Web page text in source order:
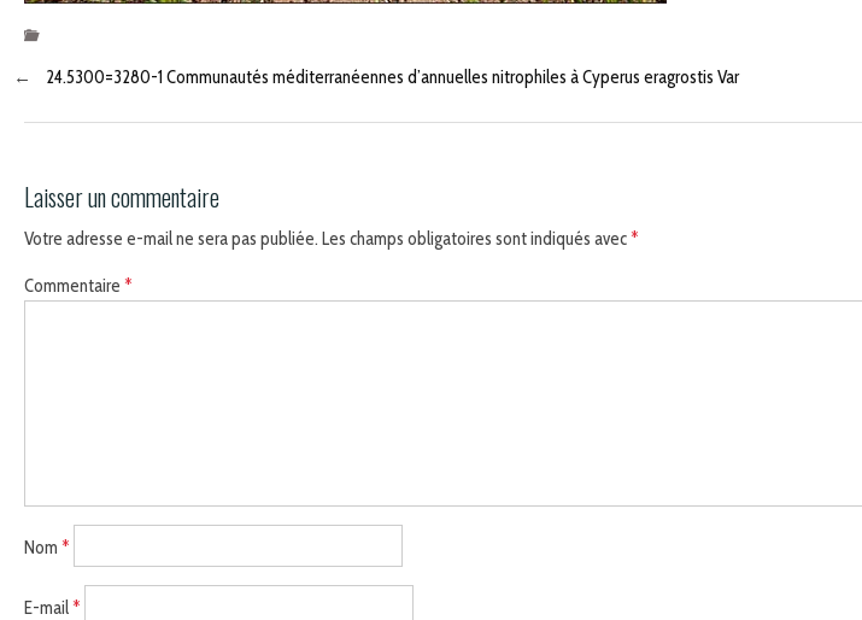
← 24.5300=3280-1 Communautés méditerranéennes d’annuelles nitrophiles à Cyperus eragrostis Var
Laisser un commentaire
Votre adresse e-mail ne sera pas publiée. Les champs obligatoires sont indiqués avec*
Commentaire *
Nom *
E-mail*